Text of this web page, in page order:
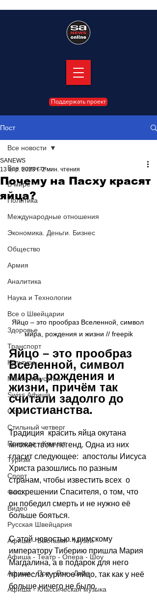
Поддержать проект
Пост
Все новости
В мире
Политика
Международные отношения
Экономика. Деньги. Бизнес
Общество
Армия
Аналитика
Наука и Технологии
Все о Швейцарии
Здоровье
Транспорт
Культура
Магия искусства
Swiss Афиша
Стиль
Стильный четверг
Природа - Климат
Туризм
Спорт
Фото
Видео
Русская Швейцария
Афиша - Выставки - Музеи
Афиша - Театр - Опера - Шоу
Афиша - Поп - Рок - Джаз
Афиша - Классическая музыка
Все новости
Почему на Пасху красят
яйца?
SANEWS
13 апр. 2023 г. 2 мин. чтения
Яйцо – это прообраз Вселенной, символ
мира, рождения и жизни // freepik
Яйцо – это прообраз
Вселенной, символ
мира, рождения и
жизни, причём так
считали задолго до
христианства.
Традиция  красить яйца окутана
множеством легенд. Одна из них
гласит следующее:  апостолы Иисуса
Христа разошлись по разным
странам, чтобы известить всех  о
воскрешении Спасителя, о том, что
он победил смерть и не нужно её
больше бояться.
С этой новостью к римскому
императору Тиберию пришла Мария
Магдалина, а в подарок для него
принесла куриное яйцо, так как у неё
больше ничего не было.